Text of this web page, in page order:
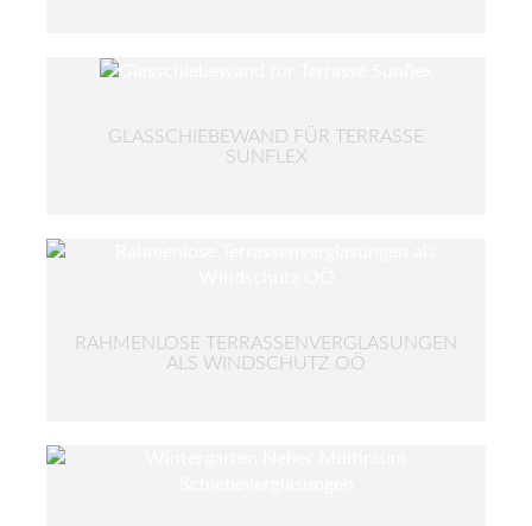
GLASSCHIEBEWAND FÜR TERRASSE
SUNFLEX
RAHMENLOSE TERRASSENVERGLASUNGEN
ALS WINDSCHUTZ OÖ